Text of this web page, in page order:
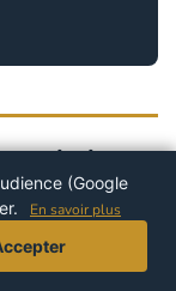
de
(Google
En savoir plus